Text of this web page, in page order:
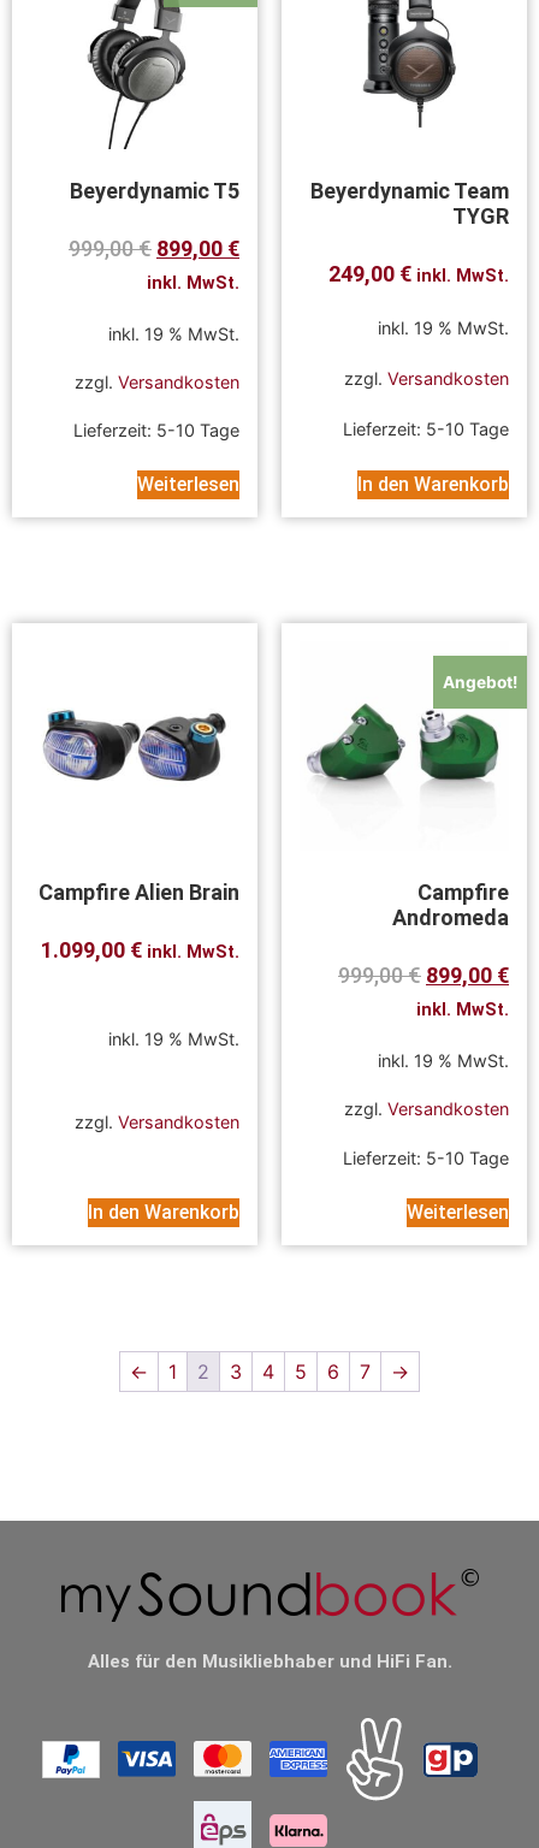
Beyerdynamic T5
999,00€ 899,00 €
inkl. MwSt.
inkl. 19 % MwSt.
zzgl. Versandkosten
Lieferzeit: 5-10 Tage
Weiterlesen
Beyerdynamic Team
TYGR
249,00 € inkl. MwSt.
inkl. 19 % MwSt.
zzgl. Versandkosten
Lieferzeit: 5-10 Tage
In den Warenkorb
Campfire Alien Brain
1.099,00 € inkl. MwSt.
inkl. 19 % MwSt.
zzgl. Versandkosten
In den Warenkorb
Angebot!
Campfire
Andromeda
999,00€ 899,00 €
inkl. MwSt.
inkl. 19 % MwSt.
zzgl. Versandkosten
Lieferzeit: 5-10 Tage
Weiterlesen
← 1 2 3 4 5 6 7 →
Alles für den Musikliebhaber und HiFi Fan.